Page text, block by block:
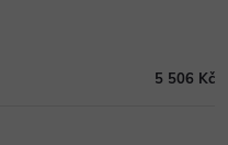
5 506 Kč